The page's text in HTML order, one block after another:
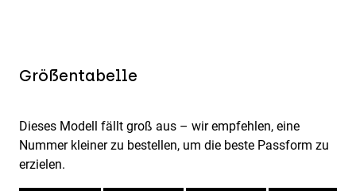
Größentabelle
Dieses Modell fällt groß aus – wir empfehlen, eine
Nummer kleiner zu bestellen, um die beste Passform zu
erzielen.